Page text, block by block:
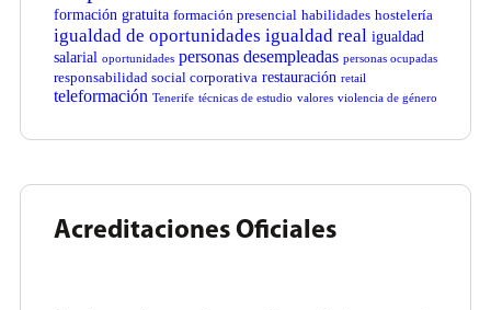
formación gratuita formación presencial habilidades hostelería
igualdad de oportunidades igualdad real igualdad
salarial oportunidades personas desempleadas personas ocupadas
responsabilidad social corporativa restauración retail
teleformación Tenerife técnicas de estudio valores violencia de género
Acreditaciones Oficiales